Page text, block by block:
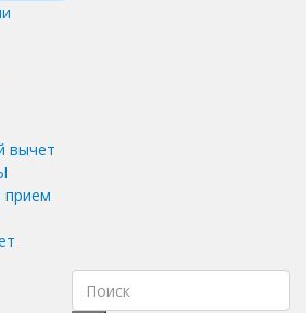
вычет
прием